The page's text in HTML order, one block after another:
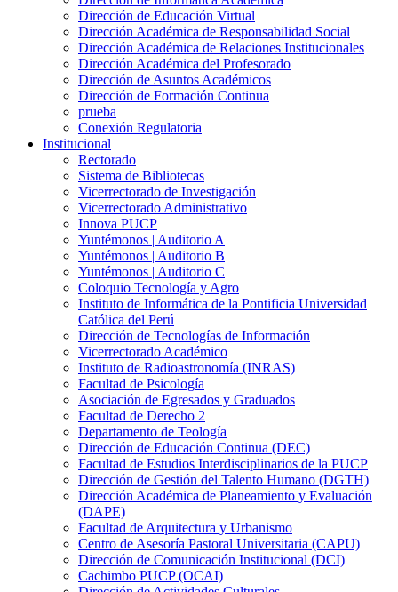
Dirección de Educación Virtual
Dirección Académica de Responsabilidad Social
Dirección Académica de Relaciones Institucionales
Dirección Académica del Profesorado
Dirección de Asuntos Académicos
Dirección de Formación Continua
prueba
Conexión Regulatoria
Institucional
Rectorado
Sistema de Bibliotecas
Vicerrectorado de Investigación
Vicerrectorado Administrativo
Innova PUCP
Yuntémonos | Auditorio A
Yuntémonos | Auditorio B
Yuntémonos | Auditorio C
Coloquio Tecnología y Agro
Instituto de Informática de la Pontificia Universidad
Católica del Perú
Dirección de Tecnologías de Información
Vicerrectorado Académico
Instituto de Radioastronomía (INRAS)
Facultad de Psicología
Asociación de Egresados y Graduados
Facultad de Derecho 2
Departamento de Teología
Dirección de Educación Continua (DEC)
Facultad de Estudios Interdisciplinarios de la PUCP
Dirección de Gestión del Talento Humano (DGTH)
Dirección Académica de Planeamiento y Evaluación
(DAPE)
Facultad de Arquitectura y Urbanismo
Centro de Asesoría Pastoral Universitaria (CAPU)
Dirección de Comunicación Institucional (DCI)
Cachimbo PUCP (OCAI)